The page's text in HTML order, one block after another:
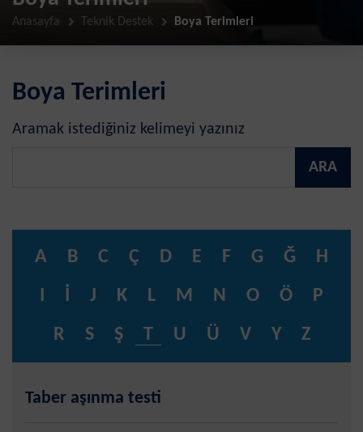
Anasayfa Teknik Destek Boya Terimleri
Boya Terimleri
Aramak istediğiniz kelimeyi yazınız
ARA
A B C Ç D E F G Ğ
H
I
İ J K L M N O Ö
P
R
S Ş T U Ü V Y Z
Taber aşınma testi